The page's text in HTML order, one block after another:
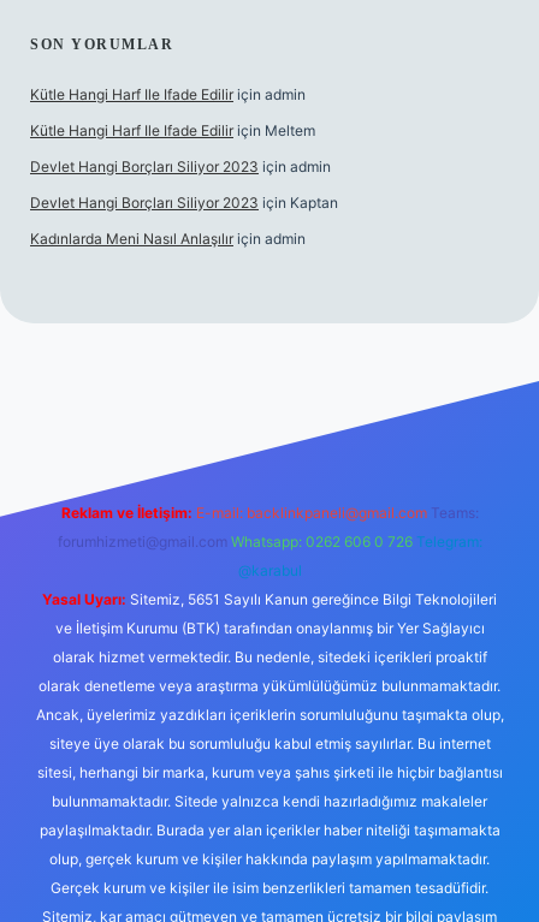
SON YORUMLAR
Kütle Hangi Harf Ile Ifade Edilir için admin
Kütle Hangi Harf Ile Ifade Edilir için Meltem
Devlet Hangi Borçları Siliyor 2023 için admin
Devlet Hangi Borçları Siliyor 2023 için Kaptan
Kadınlarda Meni Nasıl Anlaşılır için admin
Betexper giriş adresi
Reklam ve İletişim: E-mail: backlinkpaneli@gmail.com Teams:
forumhizmeti@gmail.com Whatsapp: 0262 606 0 726 Telegram:
@karabul
Yasal Uyarı: Sitemiz, 5651 Sayılı Kanun gereğince Bilgi Teknolojileri
ve İletişim Kurumu (BTK) tarafından onaylanmış bir Yer Sağlayıcı
olarak hizmet vermektedir. Bu nedenle, sitedeki içerikleri proaktif
olarak denetleme veya araştırma yükümlülüğümüz bulunmamaktadır.
Ancak, üyelerimiz yazdıkları içeriklerin sorumluluğunu taşımakta olup,
siteye üye olarak bu sorumluluğu kabul etmiş sayılırlar. Bu internet
sitesi, herhangi bir marka, kurum veya şahıs şirketi ile hiçbir bağlantısı
bulunmamaktadır. Sitede yalnızca kendi hazırladığımız makaleler
paylaşılmaktadır. Burada yer alan içerikler haber niteliği taşımamakta
olup, gerçek kurum ve kişiler hakkında paylaşım yapılmamaktadır.
Gerçek kurum ve kişiler ile isim benzerlikleri tamamen tesadüfidir.
Sitemiz, kar amacı gütmeyen ve tamamen ücretsiz bir bilgi paylaşım